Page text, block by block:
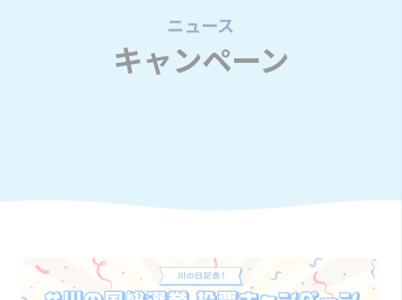
ニュース
/
キャンペーン